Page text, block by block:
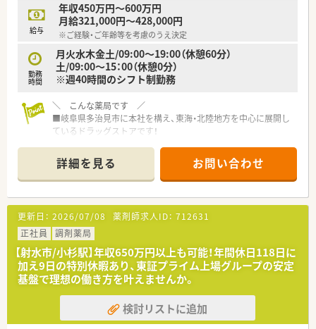
給与
年収450万円～600万円
月給321,000円～428,000円
※ご経験・ご年齢等を考慮のうえ決定
勤務
時間
月火水木金土/09:00～19:00（休憩60分）
土/09:00～15：00（休憩0分）
※週40時間のシフト制勤務
＼ こんな薬局です ／
■岐阜県多治見市に本社を構え、東海・北陸地方を中心に展開し
ているドラッグストアです！
います
■堀川小泉駅 (富山地鉄市内線)より徒歩約10分程度のところに
位置しています。駐車場もございますので、お車通勤も便利です
＼ オススメポイント ／
■基本的には、レジ打ちや商品の棚卸業務はございません◎調
剤・OTC販売に注力出来る環境がございます
■育休の取得率は98％以上！男性の育休取得にも積極的に推奨
しています。また、子育てサポート企業として厚生労働大臣の認
定を受け「くるみんマーク」を取得しています。
■全店舗電子薬歴I-pad導入されており、１人１台ずつ各店舗に
用意されていますので、薬歴渋滞がおこりません。
■面対応の店舗のため様々な処方箋に触れることができ、スキル
アップにつながります
詳細を見る お問い合わせ
更新日： 2026/07/08 薬剤師求人ID： 712631
正社員
調剤薬局
【射水市/小杉駅】年収650万円以上も可能！年間休日118日に
加え9日の特別休暇あり、東証プライム上場グループの安定
基盤で理想の働き方を叶えませんか。
検討リストに追加